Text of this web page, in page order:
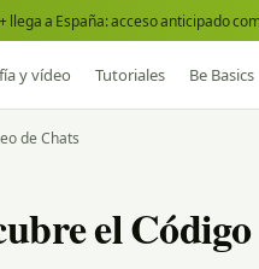
llega a España: acceso anticipado
y vídeo Tutoriales Be Basics
de Chats
el Código